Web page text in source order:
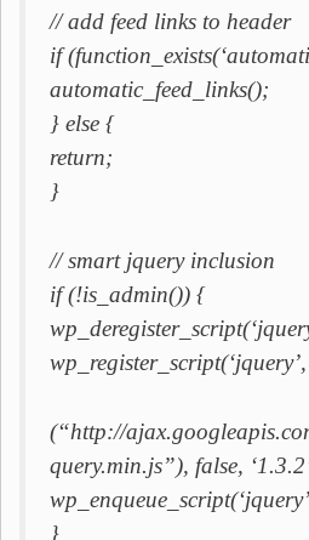
// add feed links to header
if
automatic_feed_links();
} else {
return;
}
// smart jquery inclusion
if (!is_admin()) {
wp_register_script(‘jquery’,
(“http://
query.min.js”), false,
}